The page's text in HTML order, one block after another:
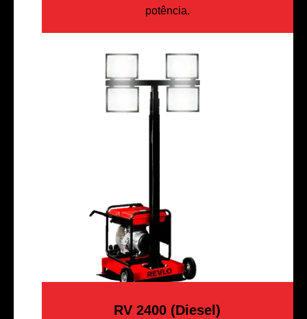
potência.
RV 2400 (Diesel)